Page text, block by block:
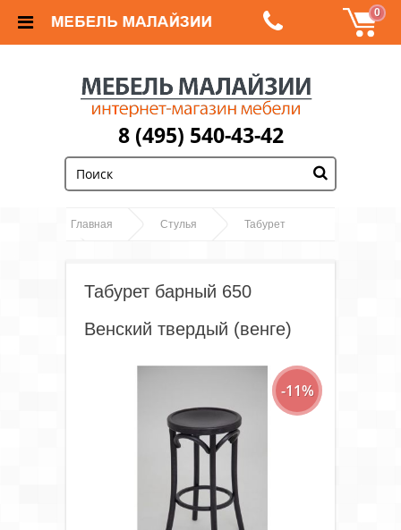
0
8 (495) 540-43-42
Главная Стулья Табурет
(венге)
Табурет барный 650
Венский твердый (венге)
-11%